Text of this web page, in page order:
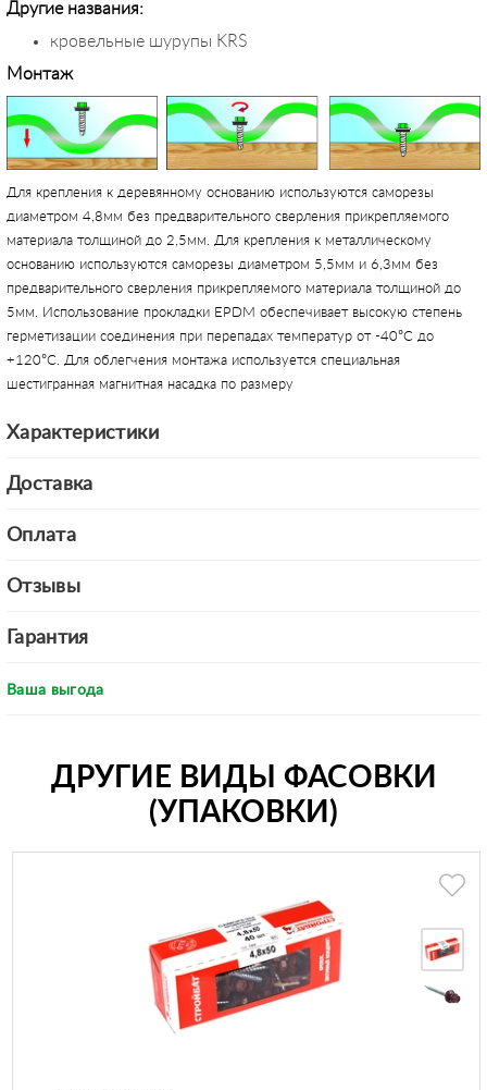
Другие названия:
кровельные шурупы KRS
Монтаж
Для крепления к деревянному основанию используются саморезы
диаметром 4,8мм без предварительного сверления прикрепляемого
материала толщиной до 2,5мм. Для крепления к металлическому
основанию используются саморезы диаметром 5,5мм и 6,3мм без
предварительного сверления прикрепляемого материала толщиной до
5мм. Использование прокладки EPDM обеспечивает высокую степень
герметизации соединения при перепадах температур от -40°С до
+120°С. Для облегчения монтажа используется специальная
шестигранная магнитная насадка по размеру
Характеристики
Доставка
Оплата
Отзывы
Гарантия
Ваша выгода
ДРУГИЕ ВИДЫ ФАСОВКИ
(УПАКОВКИ)